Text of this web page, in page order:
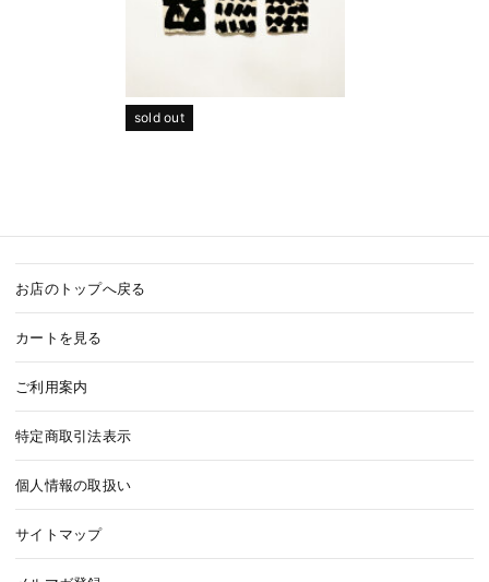
sold out
お店のトップへ戻る
カートを見る
ご利用案内
特定商取引法表示
個人情報の取扱い
サイトマップ